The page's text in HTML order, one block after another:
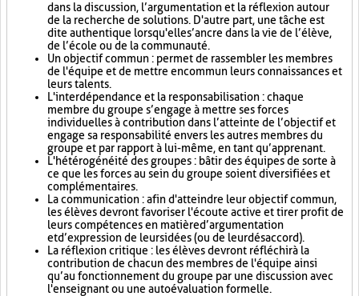
dans la discussion, l’argumentation et la réflexion autour
de la recherche de solutions. D'autre part, une tâche est
dite authentique lorsqu'elle s’ancre dans la vie de l’élève,
de l’école ou de la communauté.
Un objectif commun : permet de rassembler les membres
de l'équipe et de mettre en commun leurs connaissances et
leurs talents.
L'interdépendance et la responsabilisation : chaque
membre du groupe s’engage à mettre ses forces
individuelles à contribution dans l’atteinte de l’objectif et
engage sa responsabilité envers les autres membres du
groupe et par rapport à lui-même, en tant qu’apprenant.
L'hétérogénéité des groupes : bâtir des équipes de sorte à
ce que les forces au sein du groupe soient diversifiées et
complémentaires.
La communication : afin d'atteindre leur objectif commun,
les élèves devront favoriser l'écoute active et tirer profit de
leurs compétences en matière d’argumentation
et d’expression de leurs idées (ou de leur désaccord).
La réflexion critique : les élèves devront réfléchir à la
contribution de chacun des membres de l'équipe ainsi
qu’au fonctionnement du groupe par une discussion avec
l'enseignant ou une autoévaluation formelle.